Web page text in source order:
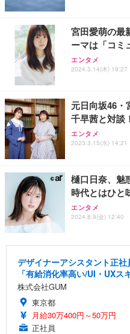
宮田愛萌の最
ーマは「コミ
エンタメ
2024.3.14(木) 19:27
元日向坂46・
千早茜と対談
エンタメ
2023.3.15(水) 14:21
樋口日奈、魅
時代とはひと
エンタメ
2024.8.9(金) 12:40
デザイナーアシスタント正
「有給消化率高い/UI・UXス
株式会社GUM
東京都
月給30万400円～50万円
正社員